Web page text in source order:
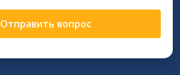
Отправить вопрос